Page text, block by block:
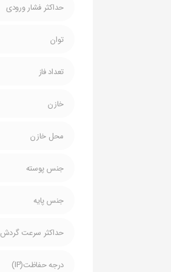
حداکثر فشار ورودی
توان
تعداد فاز
خازن
محل خازن
جنس پوسته
جنس پایه
حداکثر سرعت گردش
درجه حفاظت(IP)